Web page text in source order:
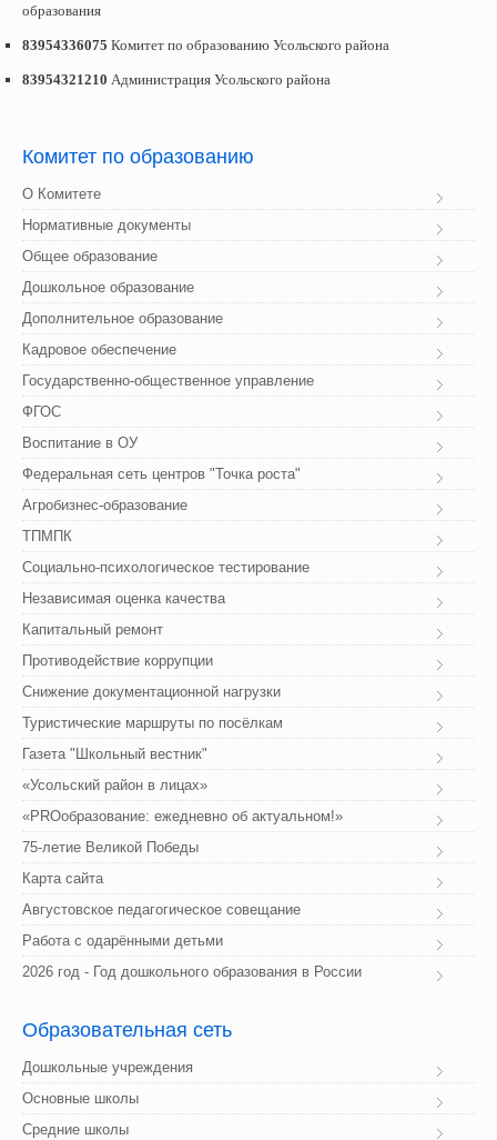
образования
83954336075 Комитет по образованию Усольского района
83954321210 Администрация Усольского района
Комитет по образованию
О Комитете
Нормативные документы
Общее образование
Дошкольное образование
Дополнительное образование
Кадровое обеспечение
Государственно-общественное управление
ФГОС
Воспитание в ОУ
Федеральная сеть центров "Точка роста"
Агробизнес-образование
ТПМПК
Социально-психологическое тестирование
Независимая оценка качества
Капитальный ремонт
Противодействие коррупции
Снижение документационной нагрузки
Туристические маршруты по посёлкам
Газета "Школьный вестник"
«Усольский район в лицах»
«PROобразование: ежедневно об актуальном!»
75-летие Великой Победы
Карта сайта
Августовское педагогическое совещание
Работа с одарёнными детьми
2026 год - Год дошкольного образования в России
Образовательная сеть
Дошкольные учреждения
Основные школы
Средние школы